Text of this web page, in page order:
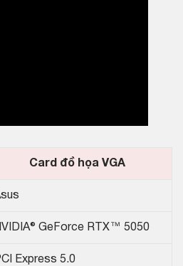
Card đồ họa VGA
GeForce RTX™ 5050
Express 5.0